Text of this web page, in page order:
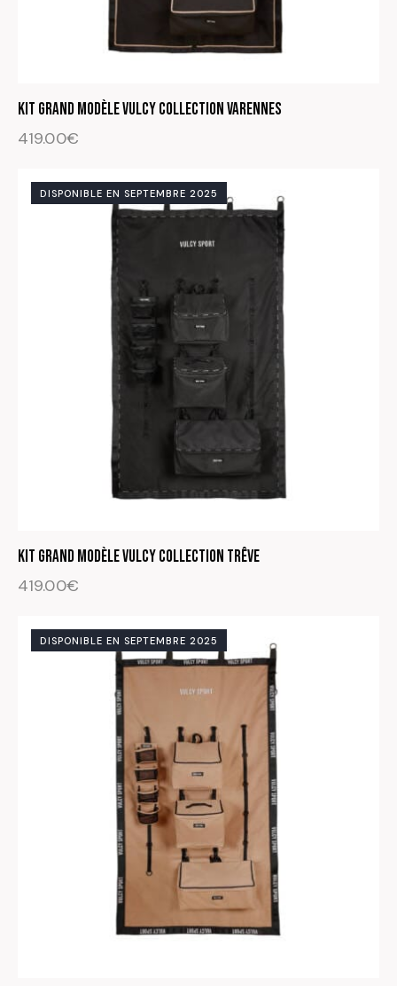
Kit Grand modèle Vulcy Collection Varennes
419.00€
DISPONIBLE EN SEPTEMBRE 2025
Kit Grand modèle Vulcy Collection Trêve
419.00€
DISPONIBLE EN SEPTEMBRE 2025